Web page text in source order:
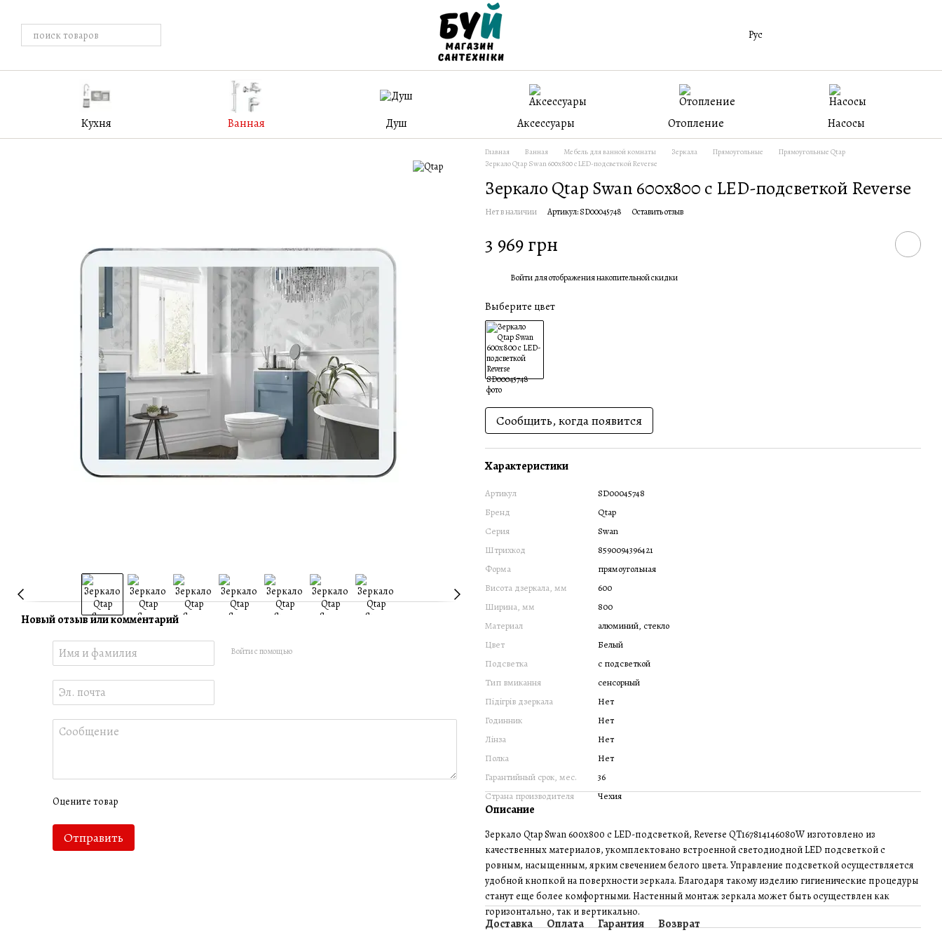
Рус
Кухня Ванная Душ Аксессуары Отопление Насосы
Новый отзыв или комментарий
Войти с помощью
Оцените товар
Отправить
Главная Ванная Мебель для ванной комнаты Зеркала Прямоугольные
Прямоугольные Qtap
Зеркало Qtap Swan 600x800 с LED-подсветкой Reverse
Зеркало Qtap Swan 600x800 с LED-подсветкой Reverse
Нет в наличии Артикул: SD00045748 Оставить отзыв
3 969 грн
Войтидля отображения накопительной скидки
Выберите цвет
Сообщить, когда появится
Характеристики
Артикул
SD00045748
Бренд
Qtap
Серия
Swan
Штрихкод
8590094396421
Форма
прямоугольная
Висота дзеркала, мм
600
Ширина, мм
800
Материал
алюминий, стекло
Цвет
Белый
Подсветка
с подсветкой
Тип вмикання
сенсорный
Підігрів дзеркала
Нет
Годинник
Нет
Лінза
Нет
Полка
Нет
Гарантийный срок, мес.
36
Страна производителя
Чехия
Описание
Зеркало Qtap Swan 600x800 с LED-подсветкой, Reverse QT167814146080W изготовлено из
качественных материалов, укомплектовано встроенной светодиодной LED подсветкой с
ровным, насыщенным, ярким свечением белого цвета. Управление подсветкой осуществляется
удобной кнопкой на поверхности зеркала. Благодаря такому изделию гигиенические процедуры
станут еще более комфортными. Настенный монтаж зеркала может быть осуществлен как
горизонтально, так и вертикально.
Доставка Оплата Гарантия Возврат